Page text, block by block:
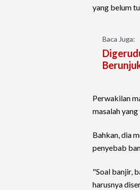
yang belum
Baca Juga:
Perwakilan
masalah
Bahkan, dia
penyebab
"Soal banjir,
harusnya